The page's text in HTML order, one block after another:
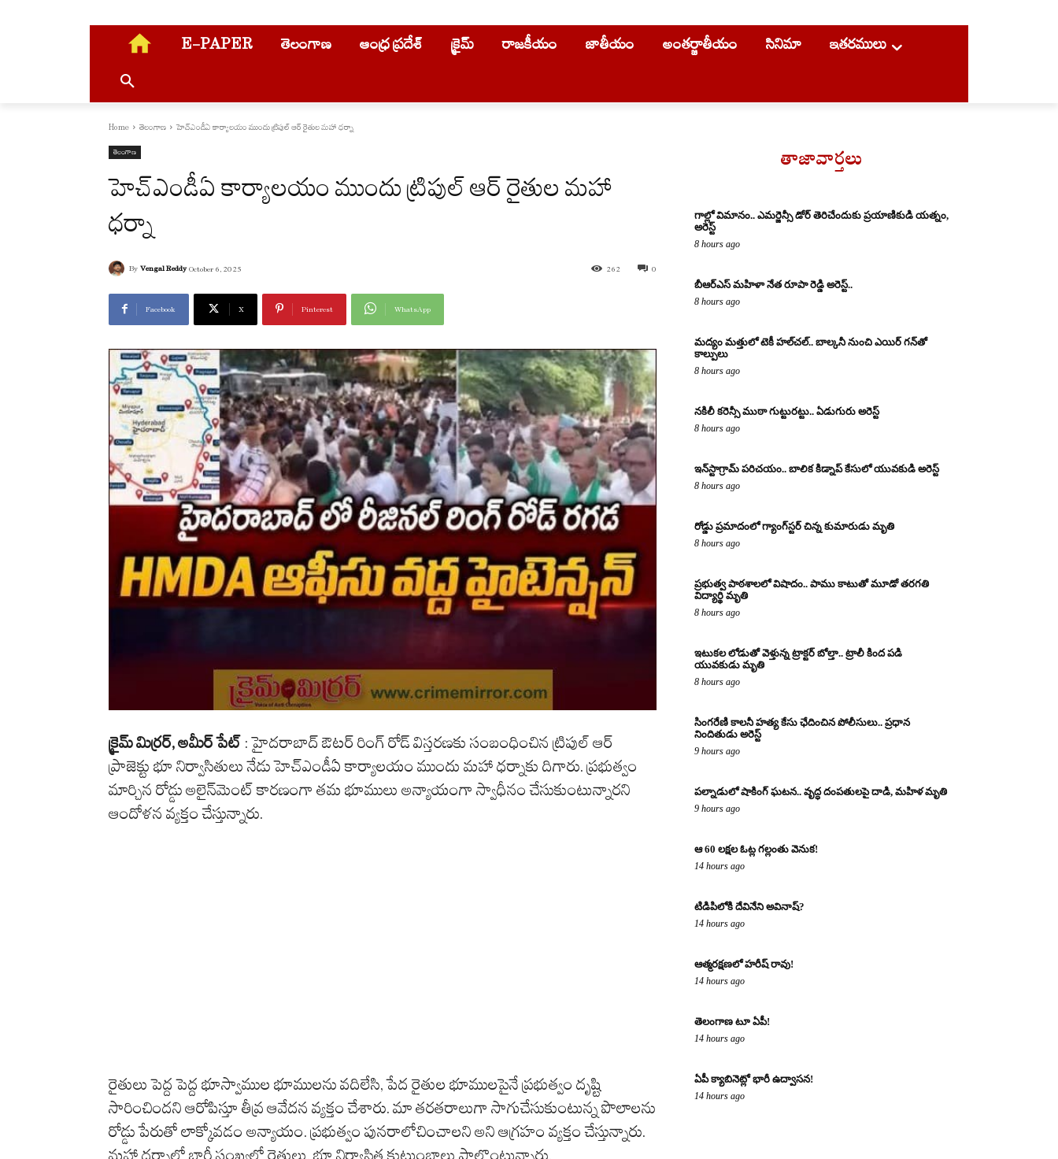
E-PAPER తెలంగాణ ఆంధ్ర ప్రదేశ్ క్రైమ్ రాజకీయం జాతీయం అంతర్జాతీయం సినిమా ఇతరములు
Home తెలంగాణ హెచ్ఎండీఏ కార్యాలయం ముందు ట్రిపుల్ ఆర్ రైతుల మహా ధర్నా
తెలంగాణ
హెచ్ఎండీఏ కార్యాలయం ముందు ట్రిపుల్ ఆర్ రైతుల మహా
ధర్నా
By Vengal Reddy October 6, 2025 0
262
Facebook X Pinterest WhatsApp
క్రైమ్ మిర్రర్, అమీర్ పేట్ : హైదరాబాద్ ఔటర్ రింగ్‌ రోడ్‌ విస్తరణకు సంబంధించిన ట్రిపుల్ ఆర్
ప్రాజెక్టు భూ నిర్వాసితులు నేడు హెచ్ఎండీఏ కార్యాలయం ముందు మహా ధర్నాకు దిగారు. ప్రభుత్వం
మార్చిన రోడ్డు అలైన్‌మెంట్‌ కారణంగా తమ భూములు అన్యాయంగా స్వాధీనం చేసుకుంటున్నారని
ఆందోళన వ్యక్తం చేస్తున్నారు.
రైతులు పెద్ద పెద్ద భూస్వాముల భూములను వదిలేసి, పేద రైతుల భూములపైనే ప్రభుత్వం దృష్టి
సారించిందని ఆరోపిస్తూ తీవ్ర ఆవేదన వ్యక్తం చేశారు. మా తరతరాలుగా సాగుచేసుకుంటున్న పొలాలను
రోడ్డు పేరుతో లాక్కోవడం అన్యాయం. ప్రభుత్వం పునరాలోచించాలని అని ఆగ్రహం వ్యక్తం చేస్తున్నారు.
తాజావార్తలు
గాల్లో విమానం.. ఎమర్జెన్సీ డోర్ తెరిచేందుకు ప్రయాణికుడి యత్నం,
అరెస్ట్
8 hours ago
బీఆర్ఎస్ మహిళా నేత రూపా రెడ్డి అరెస్ట్..
8 hours ago
మద్యం మత్తులో టెకీ హల్‌చల్.. బాల్కనీ నుంచి ఎయిర్ గన్‌తో
కాల్పులు
8 hours ago
నకిలీ కరెన్సీ ముఠా గుట్టురట్టు.. ఏడుగురు అరెస్ట్
8 hours ago
ఇన్‌స్టాగ్రామ్ పరిచయం.. బాలిక కిడ్నాప్ కేసులో యువకుడి అరెస్ట్
8 hours ago
రోడ్డు ప్రమాదంలో గ్యాంగ్‌స్టర్ చిన్న కుమారుడు మృతి
8 hours ago
ప్రభుత్వ పాఠశాలలో విషాదం.. పాము కాటుతో మూడో తరగతి
విద్యార్థి మృతి
8 hours ago
ఇటుకల లోడుతో వెళ్తున్న ట్రాక్టర్ బోల్తా.. ట్రాలీ కింద పడి
యువకుడు మృతి
8 hours ago
సింగరేణి కాలనీ హత్య కేసు ఛేదించిన పోలీసులు.. ప్రధాన
నిందితుడు అరెస్ట్
9 hours ago
పల్నాడులో షాకింగ్ ఘటన.. వృద్ధ దంపతులపై దాడి, మహిళ మృతి
9 hours ago
ఆ 60 లక్షల ఓట్ల గల్లంతు వెనుక!
14 hours ago
టిడిపిలోకి దేవినేని అవినాష్?
14 hours ago
ఆత్మరక్షణలో హరీష్ రావు!
14 hours ago
తెలంగాణ టూ ఏపీ!
14 hours ago
ఏపీ క్యాబినెట్లో భారీ ఉద్వాసన!
14 hours ago